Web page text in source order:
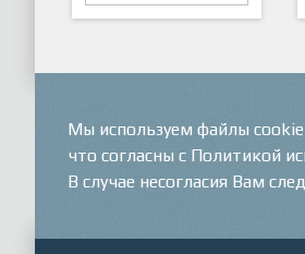
Мы используем файлы
что согласны с Политикой
В случае несогласия Вам